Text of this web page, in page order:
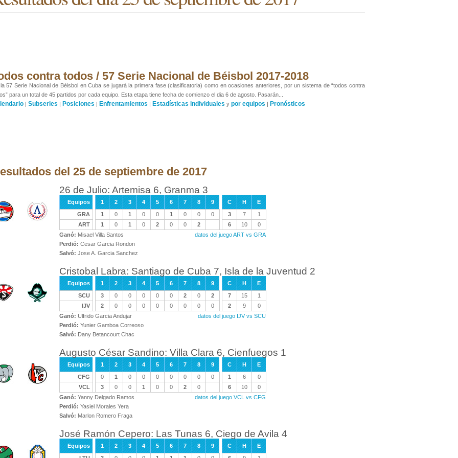
contra todos / 57 Serie Nacional de Béisbol 2017-2018
57 Serie Nacional de Béisbol en Cuba se jugará la primera fase (clasificatoria) como en ocasiones anteriores, por un sistema de “todos contra
para un total de 45 partidos por cada equipo. Esta etapa tiene fecha de comienzo el dia 6 de agosto. Pasarán...
| Subseries | Posiciones | Enfrentamientos | Estadísticas individuales y por equipos | Pronósticos
del 25 de septiembre de 2017
26 de Julio: Artemisa 6, Granma 3
Equipos 1 2 3 4 5 6 7 8 9 C H
E
GRA
1 0 1 0 0 1 0 0 0 3 7
1
ART
1 0 1 0 2 0 0 2 6 10
0
datos del juego ART vs GRA
Ganó: Misael Villa Santos
Perdió: Cesar Garcia Rondon
Salvó: Jose A. Garcia Sanchez
Cristobal Labra: Santiago de Cuba 7, Isla de la Juventud 2
Equipos 1 2 3 4 5 6 7 8 9 C H
E
SCU
3 0 0 0 0 0 2 0 2 7 15
1
IJV
2 0 0 0 0 0 0 0 0 2 9
0
datos del juego IJV vs SCU
Ganó: Ulfrido Garcia Andujar
Perdió: Yunier Gamboa Correoso
Salvó: Dany Betancourt Chac
Augusto César Sandino: Villa Clara 6, Cienfuegos 1
Equipos 1 2 3 4 5 6 7 8 9 C H
E
CFG
0 1 0 0 0 0 0 0 0 1 6
0
VCL
3 0 0 1 0 0 2 0 6 10
0
datos del juego VCL vs CFG
Ganó: Yanny Delgado Ramos
Perdió: Yasiel Morales Yera
Salvó: Marlon Romero Fraga
José Ramón Cepero: Las Tunas 6, Ciego de Avila 4
Equipos 1 2 3 4 5 6 7 8 9 C H
E